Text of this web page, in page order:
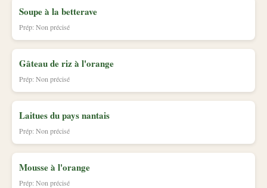
Soupe à la betterave
Prép: Non précisé
Gâteau de riz à l'orange
Prép: Non précisé
Laitues du pays nantais
Prép: Non précisé
Mousse à l'orange
Prép: Non précisé